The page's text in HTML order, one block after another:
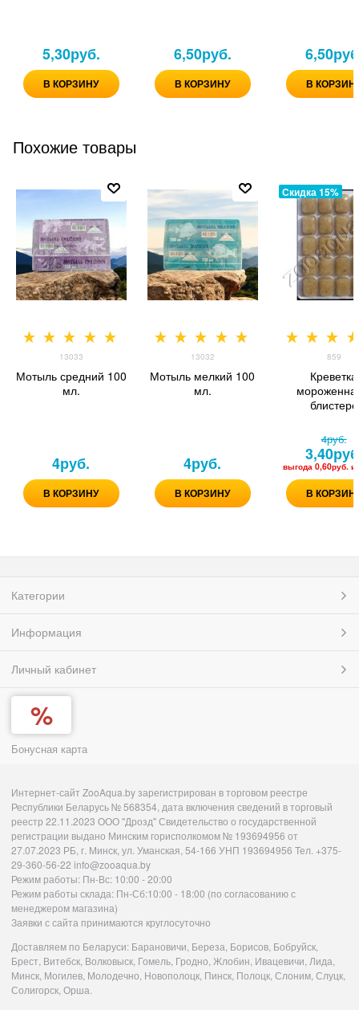
5,30руб.
В КОРЗИНУ
6,50руб.
В КОРЗИНУ
6,50
В
Похожие товары
13033
Мотыль средний 100
мл.
4руб.
В КОРЗИНУ
13032
Мотыль мелкий 100
мл.
4руб.
В КОРЗИНУ
Скидка 15%
859
Креветка
блистере
4руб.
3,40
выгода0,60руб.
В
Категории
Информация
Личный кабинет
Бонусная карта
Интернет-сайт ZooAqua.by зарегистрирован в торговом реестре
Республики Беларусь № 568354, дата включения сведений в торговый
реестр 22.11.2023 ООО "Дрозд" Свидетельство о государственной
регистрации выдано Минским горисполкомом № 193694956 от
27.07.2023 РБ, г. Минск, ул. Уманская, 54-166 УНП 193694956 Тел. +375-
29-360-56-22 info@zooaqua.by
Режим работы: Пн-Вс: 10:00 - 20:00
Режим работы склада: Пн-Сб:10:00 - 18:00 (по согласованию с
менеджером магазина)
Заявки с сайта принимаются круглосуточно
Доставляем по Беларуси: Барановичи, Береза, Борисов, Бобруйск,
Брест, Витебск, Волковыск, Гомель, Гродно, Жлобин, Ивацевичи, Лида,
Минск, Могилев, Молодечно, Новополоцк, Пинск, Полоцк, Слоним, Слуцк,
Солигорск, Орша.